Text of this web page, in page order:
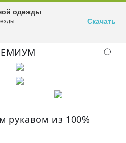
рукавом из 100%
одежды
Скачать